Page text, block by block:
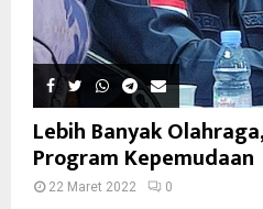
Lebih Banyak
Program Kepemudaan
22 Maret 2022 0